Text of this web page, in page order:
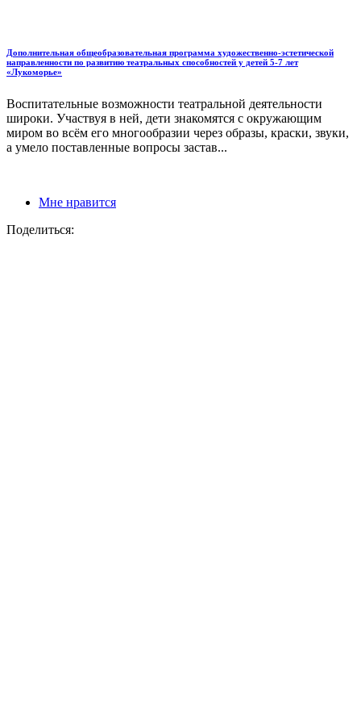
Дополнительная общеобразовательная программа художественно-эстетической
направленности по развитию театральных способностей у детей 5-7 лет
«Лукоморье»
Воспитательные возможности театральной деятельности
широки. Участвуя в ней, дети знакомятся с окружающим
миром во всём его многообразии через образы, краски, звуки,
а умело поставленные вопросы застав...
Мне нравится
Поделиться: